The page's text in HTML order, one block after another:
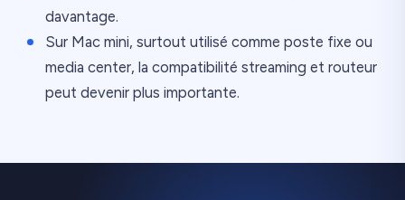
davantage.
Sur Mac mini, surtout utilisé comme poste fixe ou
media center, la compatibilité streaming et routeur
peut devenir plus importante.